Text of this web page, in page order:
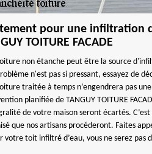
pour une infiltration
TOITURE FACADE
non étanche peut être la source
n'est pas si pressant, essayez de
traitée à temps n’engendrera pas
planifiée de TANGUY TOITURE
de votre maison seront écartés.
que nos artisans procéderont. Faites
votre toit infiltré d’eau, vous ne serez pas